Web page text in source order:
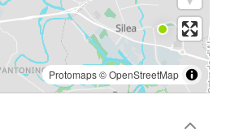
Protomaps©OpenStreetMap